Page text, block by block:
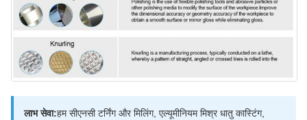
लाभ सेवा:हम सीएनसी टर्निंग और मिलिंग, एल्यूमीनियम मिश्र धातु कास्टिंग,